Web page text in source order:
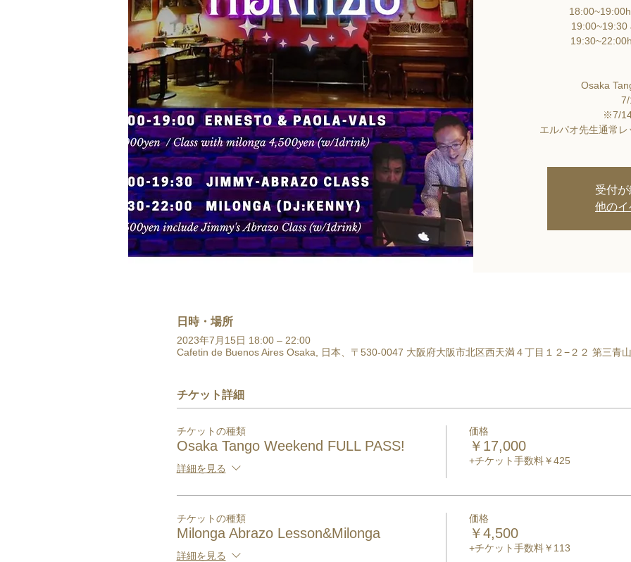
19:00~19:30
Osaka
※7/
エルパオ先生通常
受付
他の
日時・場所
2023年7月15日 18:00 – 22:00
Cafetin de Buenos Aires Osaka, 日本、〒530-0047 大阪府大阪市北区西天満４丁目１２−２２ 第三青
チケット詳細
チケットの種類
Osaka Tango Weekend FULL PASS!
詳細を見る
価格
￥17,000
+チケット手数料￥425
チケットの種類
Milonga Abrazo Lesson&Milonga
詳細を見る
価格
￥4,500
+チケット手数料￥113